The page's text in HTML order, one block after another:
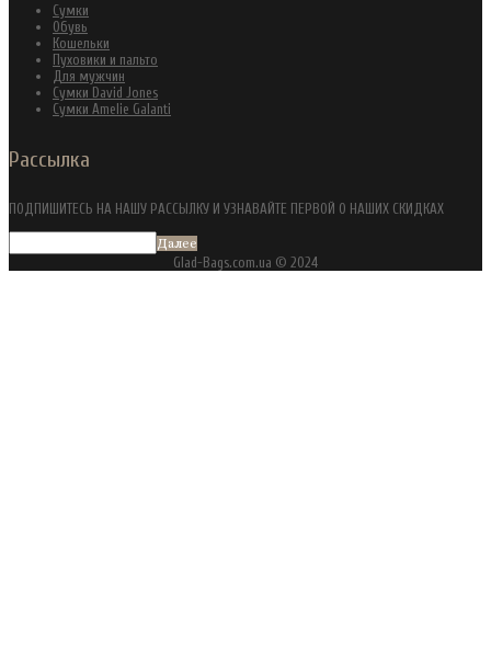
Сумки
Обувь
Кошельки
Пуховики и пальто
Для мужчин
Сумки David Jones
Сумки Amelie Galanti
Рассылка
ПОДПИШИТЕСЬ НА НАШУ РАССЫЛКУ И УЗНАВАЙТЕ ПЕРВОЙ О НАШИХ СКИДКАХ
Далее
Glad-Bags.com.ua © 2024